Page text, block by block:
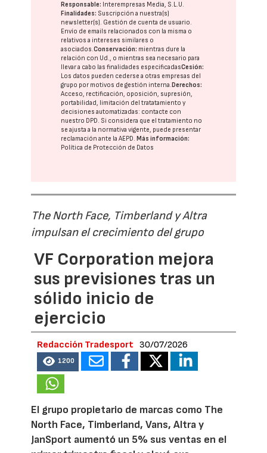
Responsable: Interempresas Media, S.L.U.
Finalidades: Suscripción a nuestra(s)
newsletter(s). Gestión de cuenta de usuario.
Envío de emails relacionados con la misma o
relativos a intereses similares o
asociados.Conservación: mientras dure la
relación con Ud., o mientras sea necesario para
llevar a cabo las finalidades especificadasCesión:
Los datos pueden cederse a otras empresas del
grupo por motivos de gestión interna.Derechos:
Acceso, rectificación, oposición, supresión,
portabilidad, limitación del tratatamiento y
decisiones automatizadas: contacte con
nuestro DPD. Si considera que el tratamiento no
se ajusta a la normativa vigente, puede presentar
reclamación ante laAEPD.Más información:
Política de Protección de Datos
The North Face, Timberland y Altra
impulsan el crecimiento del grupo
VF Corporation mejora
sus previsiones tras un
sólido inicio de
ejercicio
Redacción Tradesport 30/07/2026
1200
El grupo propietario de marcas como The
North Face, Timberland, Vans, Altra y
JanSport aumentó un 5% sus ventas en el